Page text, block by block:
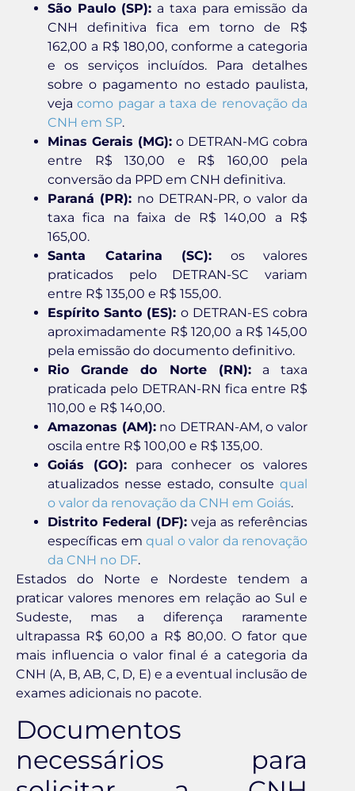
São Paulo (SP): a taxa para emissão da
CNH definitiva fica em torno de R$
162,00 a R$ 180,00, conforme a categoria
e os serviços incluídos. Para detalhes
sobre o pagamento no estado paulista,
vejacomo pagar a taxa de renovação da
CNH em SP.
Minas Gerais (MG): o DETRAN-MG cobra
entre R$ 130,00 e R$ 160,00 pela
conversão da PPD em CNH definitiva.
Paraná (PR): no DETRAN-PR, o valor da
taxa fica na faixa de R$ 140,00 a R$
165,00.
Santa Catarina (SC): os valores
praticados pelo DETRAN-SC variam
entre R$ 135,00 e R$ 155,00.
Espírito Santo (ES): o DETRAN-ES cobra
aproximadamente R$ 120,00 a R$ 145,00
pela emissão do documento definitivo.
Rio Grande do Norte (RN):a taxa
praticada pelo DETRAN-RN fica entre R$
110,00 e R$ 140,00.
Amazonas (AM):no DETRAN-AM, o valor
oscila entre R$ 100,00 e R$ 135,00.
Goiás (GO): para conhecer os valores
atualizados nesse estado, consulte qual
o valor da renovação da CNH em Goiás.
Distrito Federal (DF): veja as referências
específicas em qual o valor da renovação
da CNH no DF.
Estados do Norte e Nordeste tendem a
praticar valores menores em relação ao Sul e
Sudeste, mas a diferença raramente
ultrapassa R$ 60,00 a R$ 80,00. O fator que
mais influencia o valor final é a categoria da
CNH (A, B, AB, C, D, E) e a eventual inclusão de
exames adicionais no pacote.
Documentos
necessários para